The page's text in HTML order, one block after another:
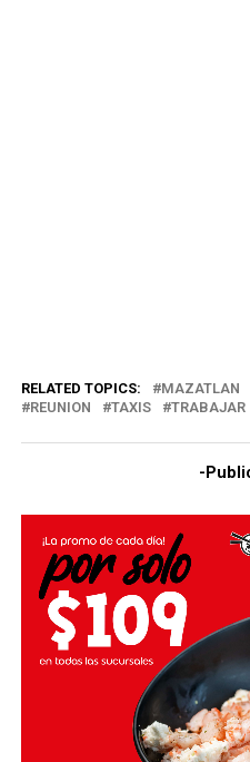
RELATED TOPICS: MAZATLAN
REUNION
TAXIS TRABAJAR
-